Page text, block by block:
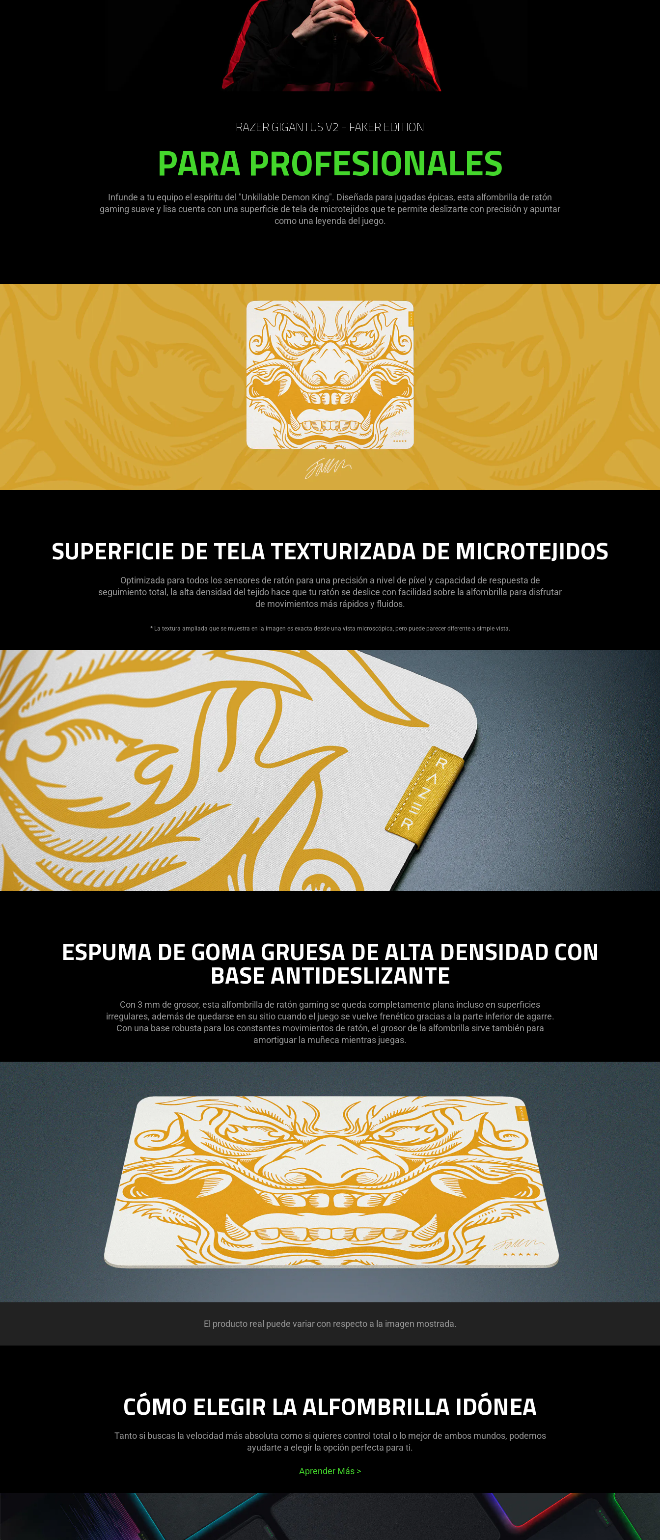
RAZER GIGANTUS V2 - FAKER EDITION
PARA PROFESIONALES
Infunde a tu equipo el espíritu del "Unkillable Demon King". Diseñada para jugadas épicas, esta alfombrilla de ratón
gaming suave y lisa cuenta con una superficie de tela de microtejidos que te permite deslizarte con precisión y apuntar
como una leyenda del juego.
SUPERFICIE DE TELA TEXTURIZADA DE MICROTEJIDOS
Optimizada para todos los sensores de ratón para una precisión a nivel de píxel y capacidad de respuesta de
seguimiento total, la alta densidad del tejido hace que tu ratón se deslice con facilidad sobre la alfombrilla para disfrutar
de movimientos más rápidos y fluidos.
* La textura ampliada que se muestra en la imagen es exacta desde una vista microscópica, pero puede parecer diferente a simple vista.
ESPUMA DE GOMA GRUESA DE ALTA DENSIDAD CON
BASE ANTIDESLIZANTE
Con 3 mm de grosor, esta alfombrilla de ratón gaming se queda completamente plana incluso en superficies
irregulares, además de quedarse en su sitio cuando el juego se vuelve frenético gracias a la parte inferior de agarre.
Con una base robusta para los constantes movimientos de ratón, el grosor de la alfombrilla sirve también para
amortiguar la muñeca mientras juegas.
El producto real puede variar con respecto a la imagen mostrada.
CÓMO ELEGIR LA ALFOMBRILLA IDÓNEA
Tanto si buscas la velocidad más absoluta como si quieres control total o lo mejor de ambos mundos, podemos
ayudarte a elegir la opción perfecta para ti.
Aprender Más >